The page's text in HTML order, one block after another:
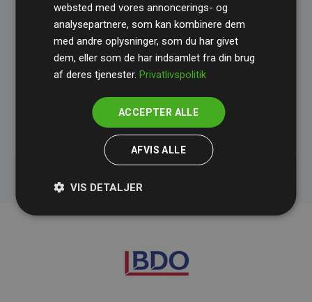
kvalitet og gennemsigtighed i klimainvesteringer.
Du kan læse mere om de konkrete projekter
initiativet Websites, der støtter klimaprojekter
websted med vores annoncerings- og
analysepartnere, som kan kombinere dem
med andre oplysninger, som du har givet
dem, eller som de har indsamlet fra din brug
af deres tjenester.Privatlivspolitik
ACCEPTER ALLE
AFVIS ALLE
VIS DETALJER